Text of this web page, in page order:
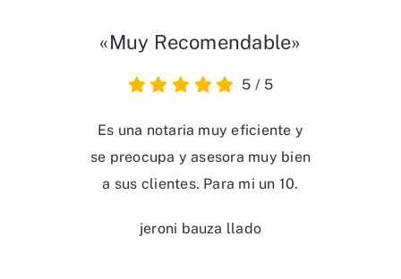
«Muy Recomendable»
5 / 5
Es una notaria muy eficiente y
se preocupa y asesora muy bien
a sus clientes. Para mi un 10.
jeroni bauza llado